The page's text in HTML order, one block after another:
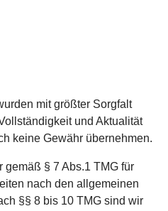
mit größter Sorgfalt
und Aktualität
keine Gewähr übernehmen.
§ 7 Abs.1 TMG für
nach den allgemeinen
§§ 8 bis 10 TMG sind wir